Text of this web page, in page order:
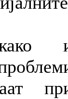
како